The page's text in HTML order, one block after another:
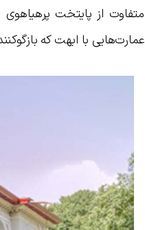
متفاوت از پایتخت
عمارت‌هایی با ابهت که